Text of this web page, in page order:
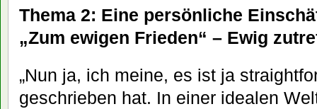
Thema 2: Eine persönliche
„Zum ewigen Frieden“ – Ewig
„Nun ja, ich meine, es ist ja
geschrieben hat. In einer idealen